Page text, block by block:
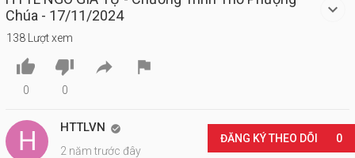
Chúa - 17/11/2024
138 Lượt xem

0

0
 
HTTLVN 
2 năm trước đây
ĐĂNG KÝ THEO DÕI 0